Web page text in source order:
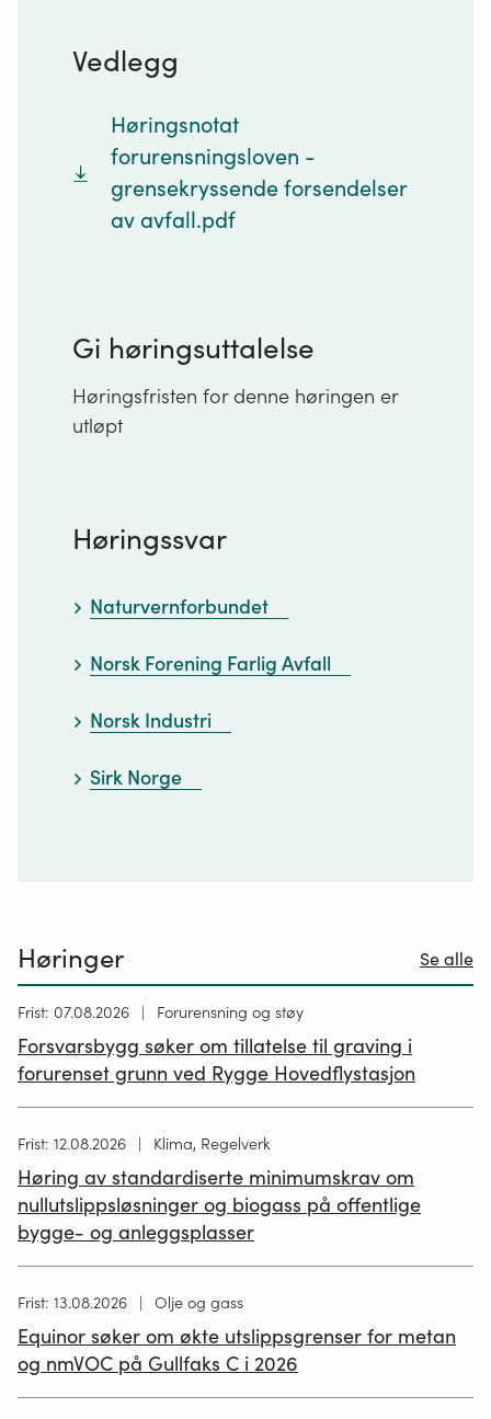
Vedlegg
Høringsnotat
forurensningsloven -
grensekryssende forsendelser
av avfall.pdf
Gi høringsuttalelse
Høringsfristen for denne høringen er
utløpt
Høringssvar
Naturvernforbundet
Norsk Forening Farlig Avfall
Norsk Industri
Sirk Norge
Høringer Se alle
Høring
publisert
26.06.2026
Frist: 07.08.2026 Forurensning og støy
Forsvarsbygg søker om tillatelse til graving i
forurenset grunn ved Rygge Hovedflystasjon
Høring
publisert
12.05.2026
Frist: 12.08.2026 Klima, Regelverk
Høring av standardiserte minimumskrav om
nullutslippsløsninger og biogass på offentlige
bygge- og anleggsplasser
Høring
publisert
02.07.2026
Frist: 13.08.2026 Olje og gass
Equinor søker om økte utslippsgrenser for metan
og nmVOC på Gullfaks C i 2026